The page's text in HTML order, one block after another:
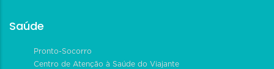
Saúde
Pronto-Socorro
Centro de Atenção à Saúde do Viajante